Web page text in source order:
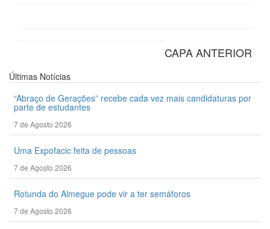
CAPA ANTERIOR
Últimas Notícias
“Abraço de Gerações” recebe cada vez mais candidaturas por
parte de estudantes
7 de Agosto 2026
Uma Expofacic feita de pessoas
7 de Agosto 2026
Rotunda do Almegue pode vir a ter semáforos
7 de Agosto 2026